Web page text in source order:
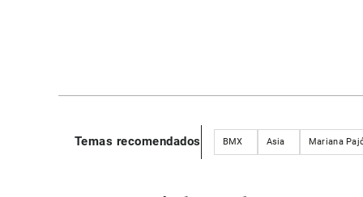
Temas recomendados BMX Asia Mariana